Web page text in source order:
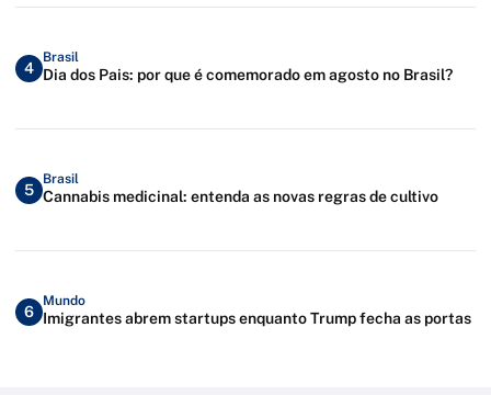
4
Brasil
Dia dos Pais: por que é comemorado em agosto no Brasil?
5
Brasil
Cannabis medicinal: entenda as novas regras de cultivo
6
Mundo
Imigrantes abrem startups enquanto Trump fecha as portas